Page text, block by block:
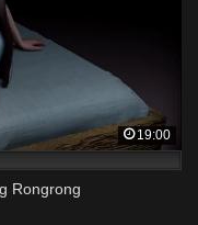
19:00
Rongrong